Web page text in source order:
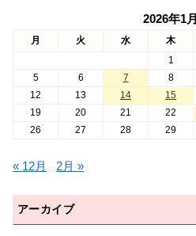
2026年1月
月 火 水 木
1
5
6 7 8
12
13 14 15
19
20 21 22
26
27 28 29
« 12月 2月 »
アーカイブ